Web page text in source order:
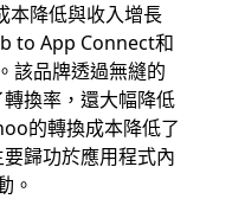
本降低與收入增長
to App Connect和
該品牌透過無縫的
換率，還大幅降低
的轉換成本降低了
歸功於應用程式內
。